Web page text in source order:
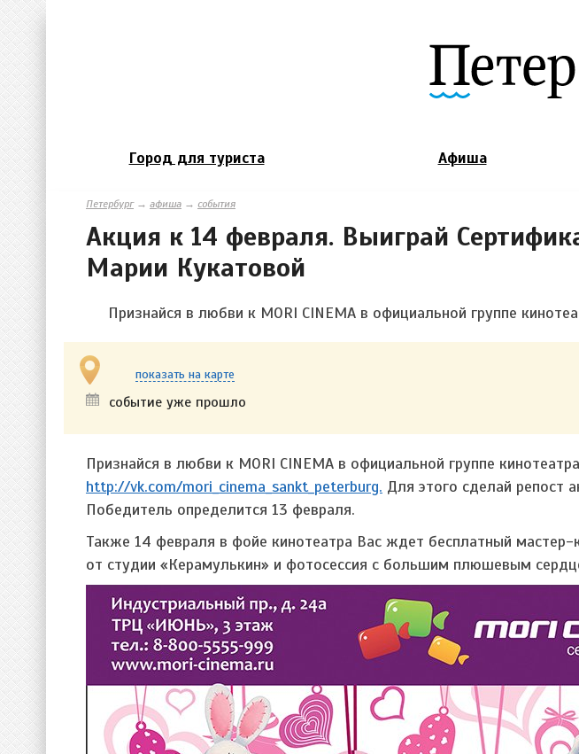
Город для туриста Афиша
Петербург→ афиша → события
Акция к 14 февраля. Выиграй
Марии Кукатовой
Признайся в любви к MORI CINEMA в официальной группе
показать на карте
событие уже прошло
Признайся в любви к MORI CINEMA в официальной группе
http://vk.com/mori_cinema_sankt_peterburg. Для этого сделай репост
Победитель определится 13 февраля.
Также 14 февраля в фойе кинотеатра Вас ждет бесплатный мастер-
от студии «Керамулькин» и фотосессия с большим плюшевым